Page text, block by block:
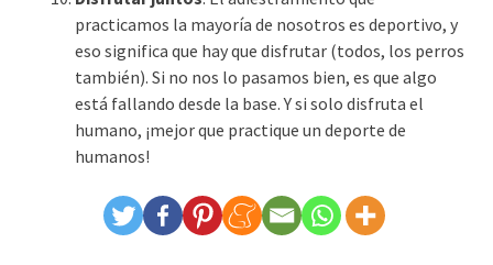
practicamos la mayoría de nosotros es deportivo, y
eso significa que hay que disfrutar (todos, los perros
también). Si no nos lo pasamos bien, es que algo
está fallando desde la base. Y si solo disfruta el
humano, ¡mejor que practique un deporte de
humanos!